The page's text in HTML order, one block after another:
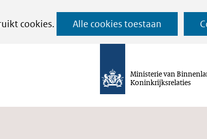
cookies.
Alle cookies toestaan
Ga
naar
de
Ministerie van
Koninkrijksrelaties